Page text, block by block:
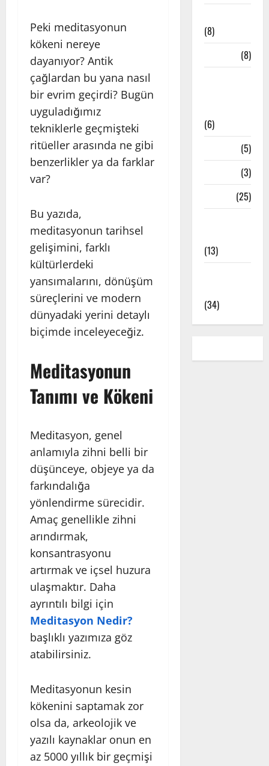
Peki meditasyonun
kökeni nereye
dayanıyor? Antik
çağlardan bu yana nasıl
bir evrim geçirdi? Bugün
uyguladığımız
tekniklerle geçmişteki
ritüeller arasında ne gibi
benzerlikler ya da farklar
var?
Bu yazıda,
meditasyonun tarihsel
gelişimini, farklı
kültürlerdeki
yansımalarını, dönüşüm
süreçlerini ve modern
dünyadaki yerini detaylı
biçimde inceleyeceğiz.
Meditasyonun
Tanımı ve Kökeni
Meditasyon, genel
anlamıyla zihni belli bir
düşünceye, objeye ya da
farkındalığa
yönlendirme sürecidir.
Amaç genellikle zihni
arındırmak,
konsantrasyonu
artırmak ve içsel huzura
ulaşmaktır. Daha
ayrıntılı bilgi için
Meditasyon Nedir?
başlıklı yazımıza göz
atabilirsiniz.
Meditasyonun kesin
kökenini saptamak zor
olsa da, arkeolojik ve
yazılı kaynaklar onun en
az 5000 yıllık bir geçmişi
(8)
(8)
(6)
(5)
(3)
(25)
(13)
(34)